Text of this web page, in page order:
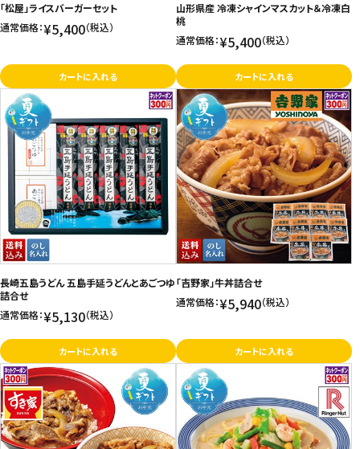
「松屋」ライスバーガーセット
通常価格：¥5,400（税込）
カートに入れる
山形県産 冷凍シャインマスカット＆冷凍白
桃
通常価格：¥5,400（税込）
カートに入れる
長崎五島うどん 五島手延うどんとあごつゆ
詰合せ
通常価格：¥5,130（税込）
カートに入れる
「吉野家」牛丼詰合せ
通常価格：¥5,940（税込）
カートに入れる